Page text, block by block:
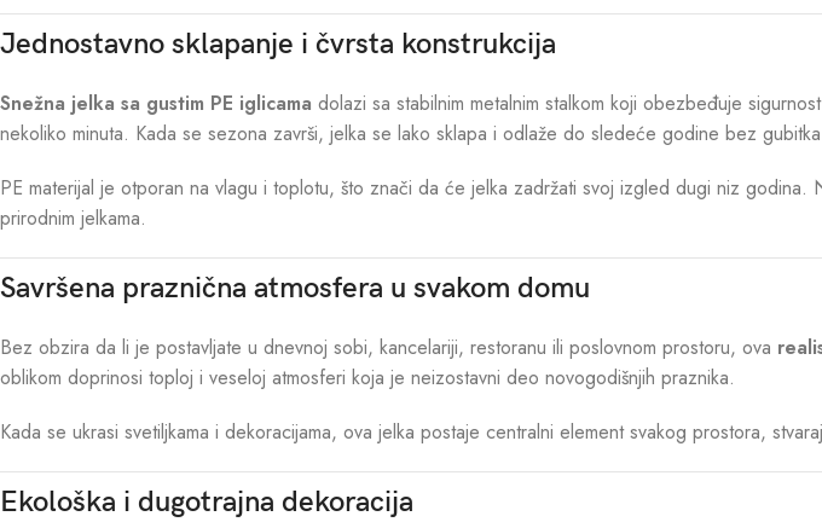
Jednostavno sklapanje i čvrsta konstrukcija
Snežna jelka sa gustim PE iglicama dolazi sa stabilnim metalnim stalkom koji obezbeđuje
nekoliko minuta. Kada se sezona završi, jelka se lako sklapa i odlaže do sledeće godine bez
PE materijal je otporan na vlagu i toplotu, što znači da će jelka zadržati svoj izgled dugi niz
prirodnim jelkama.
Savršena praznična atmosfera u svakom domu
Bez obzira da li je postavljate u dnevnoj sobi, kancelariji, restoranu ili poslovnom prostoru, ova
oblikom doprinosi toploj i veseloj atmosferi koja je neizostavni deo novogodišnjih praznika.
Kada se ukrasi svetiljkama i dekoracijama, ova jelka postaje centralni element svakog prostora,
Ekološka i dugotrajna dekoracija